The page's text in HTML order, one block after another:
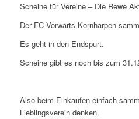
Scheine für Vereine – Die Rewe
Der FC Vorwärts Kornharpen
Es geht in den Endspurt.
Scheine gibt es noch bis zum
Also beim Einkaufen einfach
Lieblingsverein denken.